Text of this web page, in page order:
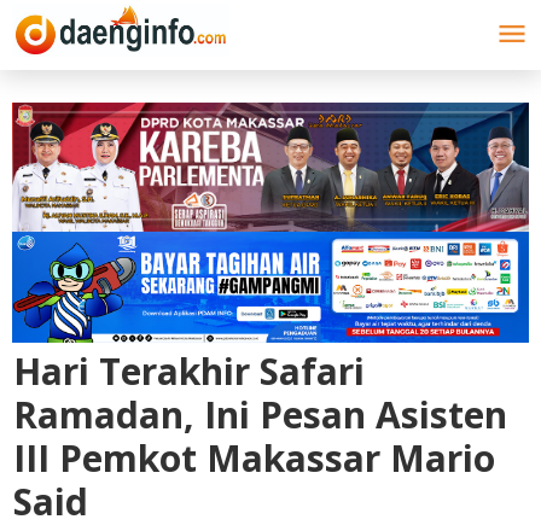
Lewati
ke
Hari Terakhir Safari
Ramadan, Ini Pesan Asisten
III Pemkot Makassar Mario
Said